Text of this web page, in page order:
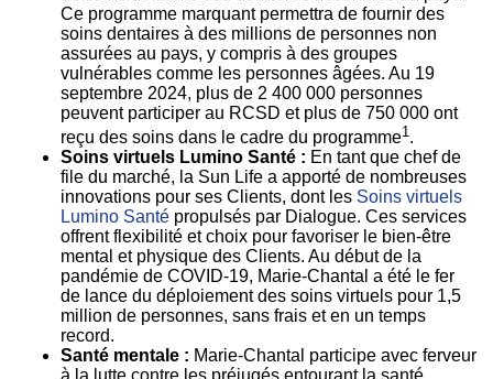
Ce programme marquant permettra de fournir des
soins dentaires à des millions de personnes non
assurées au pays, y compris à des groupes
vulnérables comme les personnes âgées. Au 19
septembre 2024, plus de 2 400 000 personnes
peuvent participer au RCSD et plus de 750 000 ont
reçu des soins dans le cadre du programme1.
Soins virtuels Lumino Santé : En tant que chef de
file du marché, la Sun Life a apporté de nombreuses
innovations pour ses Clients, dont les Soins virtuels
Lumino Santé propulsés par Dialogue. Ces services
offrent flexibilité et choix pour favoriser le bien-être
mental et physique des Clients. Au début de la
pandémie de COVID-19, Marie-Chantal a été le fer
de lance du déploiement des soins virtuels pour 1,5
million de personnes, sans frais et en un temps
record.
Santé mentale : Marie-Chantal participe avec ferveur